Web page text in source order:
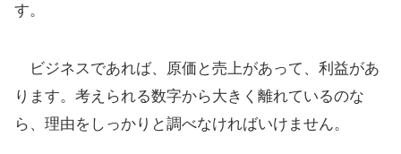
す。
ビジネスであれば、原価と売上があって、利益があ
ります。考えられる数字から大きく離れているのな
ら、理由をしっかりと調べなければいけません。